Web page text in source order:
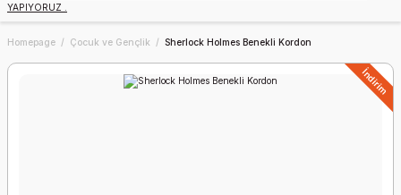
YAPIYORUZ .
Homepage Çocuk ve Gençlik Sherlock Holmes Benekli Kordon
İndirim